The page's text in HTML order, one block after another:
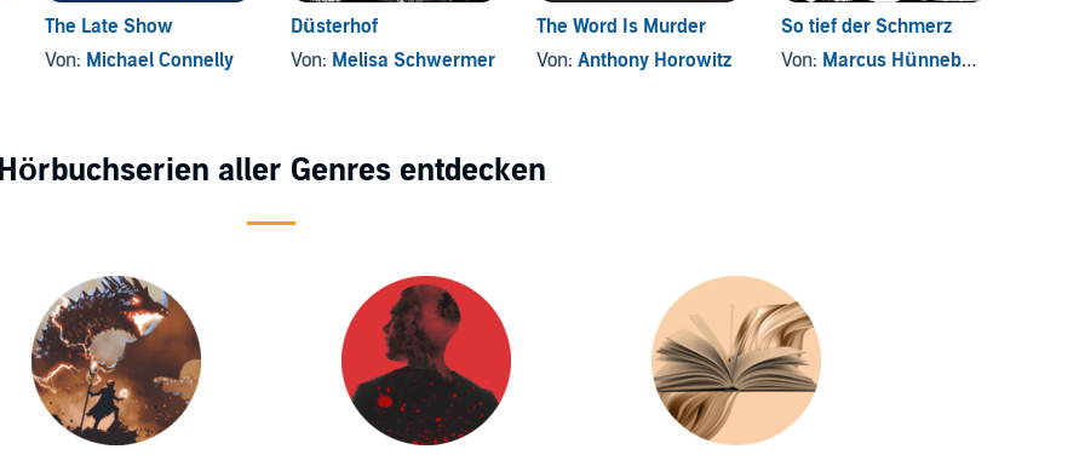
The Late Show
Von: Michael Connelly
Düsterhof
Von: Melisa Schwermer
The Word Is Murder
Von: Anthony Horowitz
So tief der Schmerz
Von: Marcus Hünnebeck
aller Genres entdecken